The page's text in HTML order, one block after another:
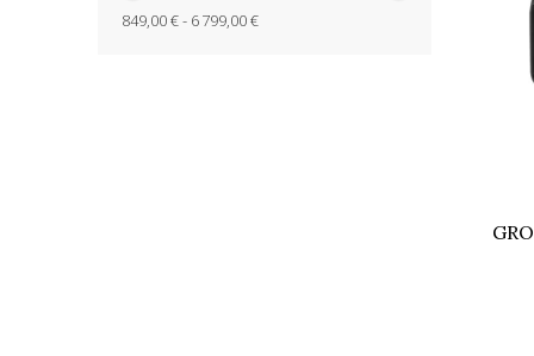
849,00 € - 6 799,00 €